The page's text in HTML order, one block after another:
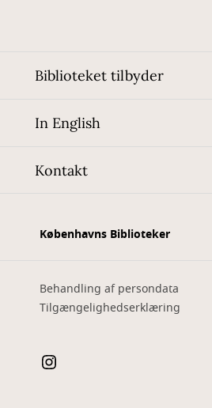
Biblioteket tilbyder
In English
Kontakt
Københavns Biblioteker
Behandling af persondata
Tilgængelighedserklæring